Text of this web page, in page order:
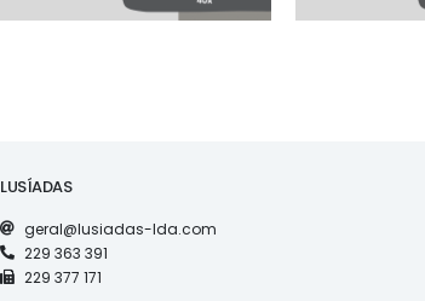
LUSÍADAS
geral@lusiadas-lda.com
229 363 391
229 377 171